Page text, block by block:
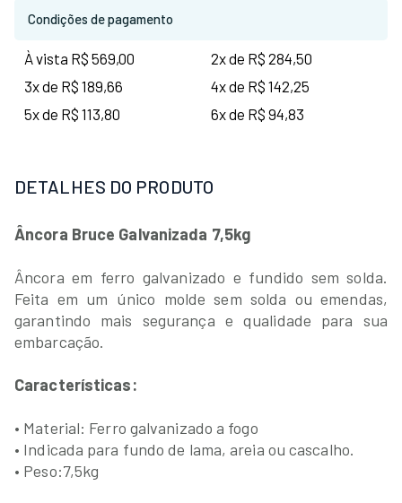
Condições de pagamento
À vista R$ 569,00
2x de R$ 284,50
3x de R$ 189,66
4x de R$ 142,25
5x de R$ 113,80
6x de R$ 94,83
DETALHES DO PRODUTO
Âncora Bruce Galvanizada 7,5kg
Âncora em ferro galvanizado e fundido sem solda.
Feita em um único molde sem solda ou emendas,
garantindo mais segurança e qualidade para sua
embarcação.
Características:
• Material: Ferro galvanizado a fogo
• Indicada para fundo de lama, areia ou cascalho.
• Peso:7,5kg